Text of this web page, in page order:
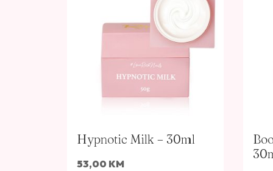
Hypnotic Milk – 30ml
53,00 KM